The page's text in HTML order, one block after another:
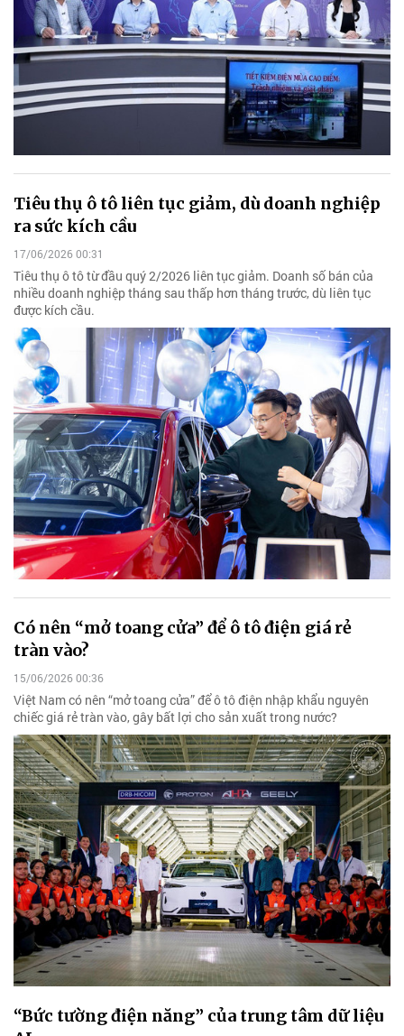
Tiêu thụ ô tô liên tục giảm, dù doanh nghiệp
ra sức kích cầu
17/06/2026 00:31
Tiêu thụ ô tô từ đầu quý 2/2026 liên tục giảm. Doanh số bán của
nhiều doanh nghiệp tháng sau thấp hơn tháng trước, dù liên tục
được kích cầu.
Có nên “mở toang cửa” để ô tô điện giá rẻ
tràn vào?
15/06/2026 00:36
Việt Nam có nên “mở toang cửa” để ô tô điện nhập khẩu nguyên
chiếc giá rẻ tràn vào, gây bất lợi cho sản xuất trong nước?
“Bức tường điện năng” của trung tâm dữ liệu